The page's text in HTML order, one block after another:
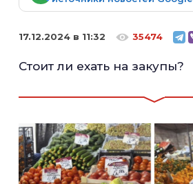
17.12.2024 в 11:32 35474
Стоит ли ехать на закупы?